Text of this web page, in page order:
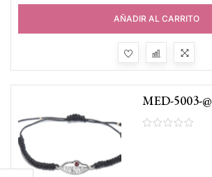
AÑADIR AL CARRITO
MED-5003-@